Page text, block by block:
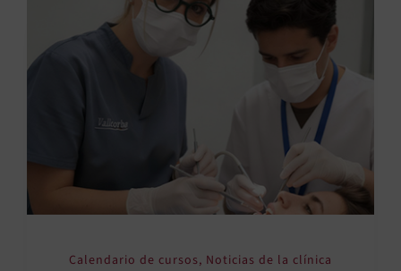
Calendario de cursos, Noticias de la clínica